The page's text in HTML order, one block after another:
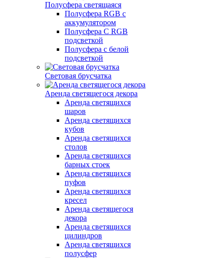
Полусфера светящаяся
Полусфера RGB с
аккумулятором
Полусфера С RGB
подсветкой
Полусфера с белой
подсветкой
Световая брусчатка
Аренда светящегося декора
Аренда светящихся
шаров
Аренда светящихся
кубов
Аренда светящихся
столов
Аренда светящихся
барных стоек
Аренда светящихся
пуфов
Аренда светящихся
кресел
Аренда светящегося
декора
Аренда светящихся
цилиндров
Аренда светящихся
полусфер